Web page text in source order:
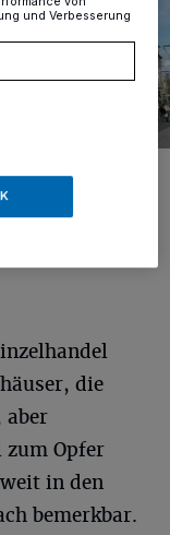
die
aber
Opfer
in den
bemerkbar.
und Verbesserung